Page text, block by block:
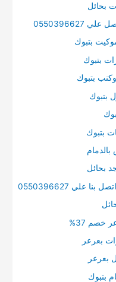
بحائل
بتبوك
بتبوك
بتبوك
بتبوك
بتبوك
بحائل
37%
بعرعر
بعرعر
بتبوك